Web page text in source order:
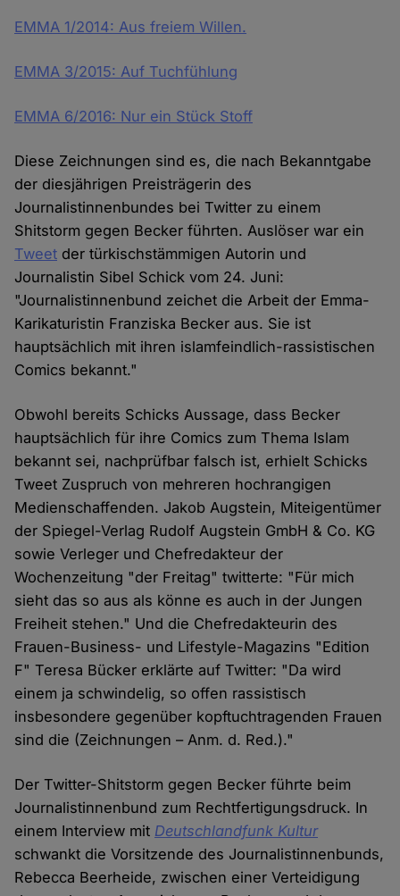
EMMA 1/2014: Aus freiem Willen.
EMMA 3/2015: Auf Tuchfühlung
EMMA 6/2016: Nur ein Stück Stoff
Diese Zeichnungen sind es, die nach Bekanntgabe
der diesjährigen Preisträgerin des
Journalistinnenbundes bei Twitter zu einem
Shitstorm gegen Becker führten. Auslöser war ein
Tweet der türkischstämmigen Autorin und
Journalistin Sibel Schick vom 24. Juni:
"Journalistinnenbund zeichet die Arbeit der Emma-
Karikaturistin Franziska Becker aus. Sie ist
hauptsächlich mit ihren islamfeindlich-rassistischen
Comics bekannt."
Obwohl bereits Schicks Aussage, dass Becker
hauptsächlich für ihre Comics zum Thema Islam
bekannt sei, nachprüfbar falsch ist, erhielt Schicks
Tweet Zuspruch von mehreren hochrangigen
Medienschaffenden. Jakob Augstein, Miteigentümer
der Spiegel-Verlag Rudolf Augstein GmbH & Co. KG
sowie Verleger und Chefredakteur der
Wochenzeitung "der Freitag" twitterte: "Für mich
sieht das so aus als könne es auch in der Jungen
Freiheit stehen." Und die Chefredakteurin des
Frauen-Business- und Lifestyle-Magazins "Edition
F" Teresa Bücker erklärte auf Twitter: "Da wird
einem ja schwindelig, so offen rassistisch
insbesondere gegenüber kopftuchtragenden Frauen
sind die (Zeichnungen – Anm. d. Red.)."
Der Twitter-Shitstorm gegen Becker führte beim
Journalistinnenbund zum Rechtfertigungsdruck. In
einem Interview mit Deutschlandfunk Kultur
schwankt die Vorsitzende des Journalistinnenbunds,
Rebecca Beerheide, zwischen einer Verteidigung